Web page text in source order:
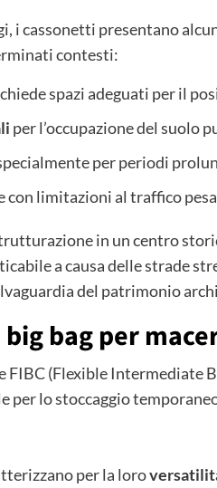
i cassonetti presentano
contesti:
spazi adeguati per il
per l’occupazione del suolo
per periodi
con limitazioni al traffico
in un centro
a causa delle strade
del patrimonio
bag per
FIBC (Flexible Intermediate
per lo stoccaggio
per la loro